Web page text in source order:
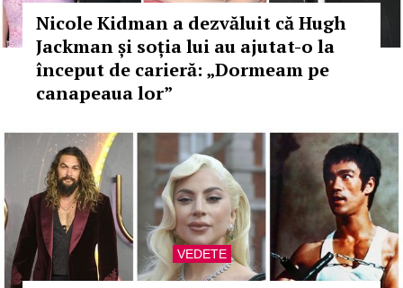
Nicole Kidman a dezvăluit că Hugh
Jackman și soția lui au ajutat-o la
început de carieră: „Dormeam pe
canapeaua lor”
VEDETE